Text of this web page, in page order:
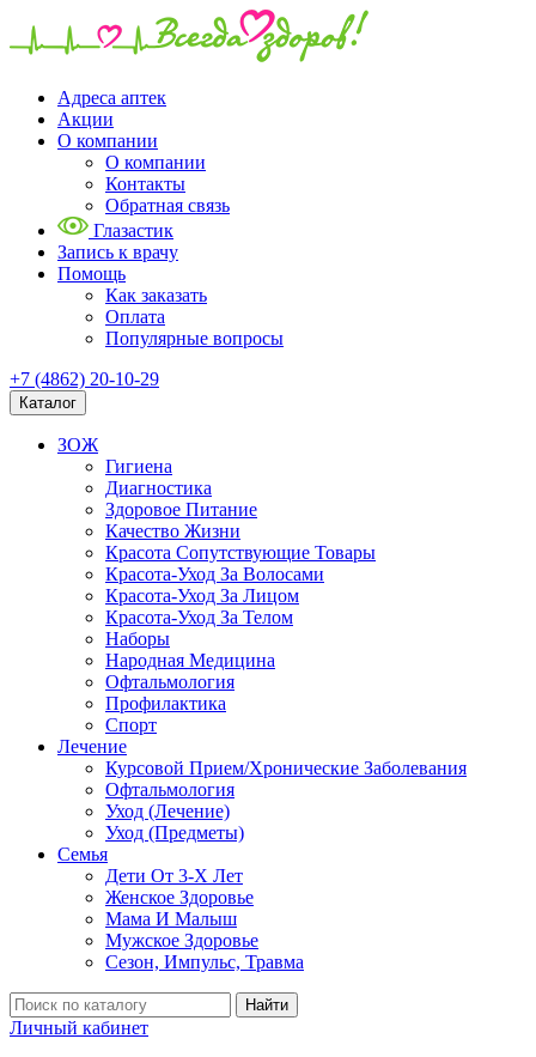
Адреса аптек
Акции
О компании
О компании
Контакты
Обратная связь
Глазастик
Запись к врачу
Помощь
Как заказать
Оплата
Популярные вопросы
+7 (4862) 20-10-29
Каталог
ЗОЖ
Гигиена
Диагностика
Здоровое Питание
Качество Жизни
Красота Сопутствующие Товары
Красота-Уход За Волосами
Красота-Уход За Лицом
Красота-Уход За Телом
Наборы
Народная Медицина
Офтальмология
Профилактика
Спорт
Лечение
Курсовой Прием/Хронические Заболевания
Офтальмология
Уход (Лечение)
Уход (Предметы)
Семья
Дети От 3-Х Лет
Женское Здоровье
Мама И Малыш
Мужское Здоровье
Сезон, Импульс, Травма
Найти
Личный кабинет